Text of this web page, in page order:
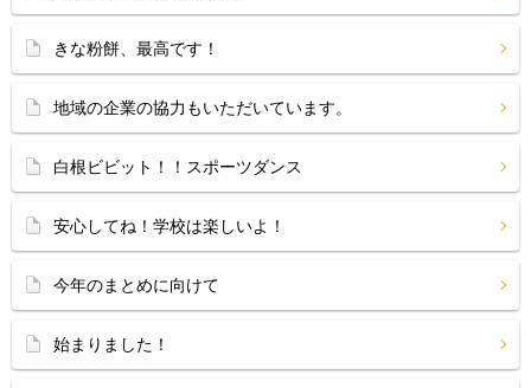
きな粉餅、最高です！
地域の企業の協力もいただいています。
白根ビビット！！スポーツダンス
安心してね！学校は楽しいよ！
今年のまとめに向けて
始まりました！